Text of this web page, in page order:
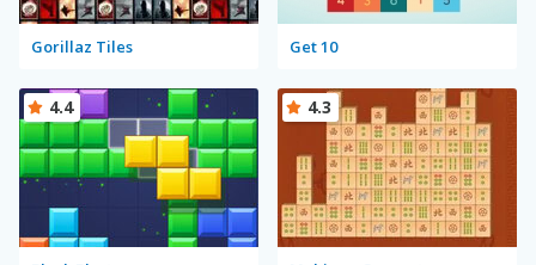
Gorillaz Tiles Get 10
4.4 4.3